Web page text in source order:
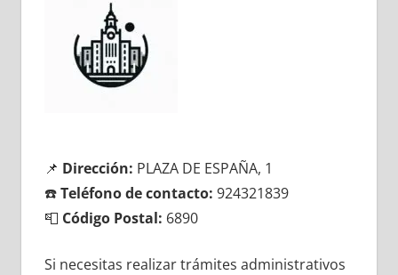
📌 Dirección: PLAZA DE ESPAÑA, 1
☎️Teléfono dе contacto: 924321839
📮 Código Postal: 6890
Si necesitas realizar trámites administrativos